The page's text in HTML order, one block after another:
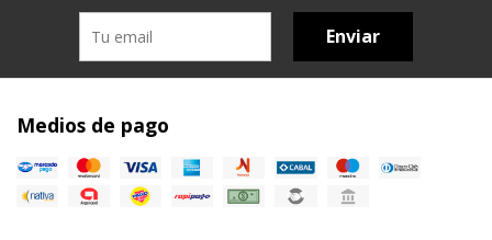
Enviar
Medios de pago